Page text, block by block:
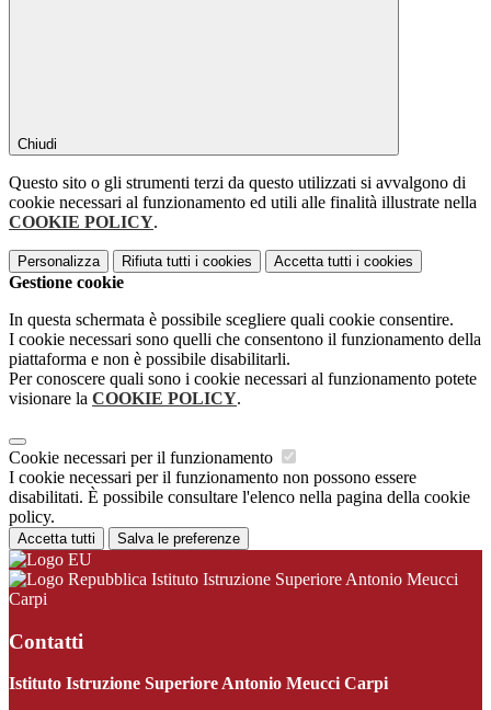
Chiudi
Questo sito o gli strumenti terzi da questo utilizzati si avvalgono di
cookie necessari al funzionamento ed utili alle finalità illustrate nella
COOKIE POLICY.
Personalizza Rifiuta tutti i cookies Accetta tutti i cookies
Gestione cookie
In questa schermata è possibile scegliere quali cookie consentire.
I cookie necessari sono quelli che consentono il funzionamento della
piattaforma e non è possibile disabilitarli.
Per conoscere quali sono i cookie necessari al funzionamento potete
visionare la COOKIE POLICY.
Cookie necessari per il funzionamento
I cookie necessari per il funzionamento non possono essere
disabilitati. È possibile consultare l'elenco nella pagina della cookie
policy.
Accetta tutti Salva le preferenze
Istituto Istruzione Superiore Antonio Meucci
Carpi
Contatti
Istituto Istruzione Superiore Antonio Meucci Carpi